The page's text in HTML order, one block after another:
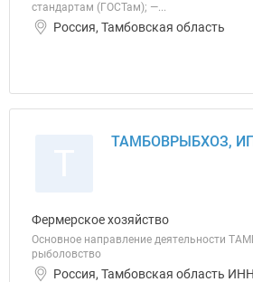
стандартам (ГОСТам); —...
Россия, Тамбовская область
ТАМБОВРЫБХОЗ,
Фермерское хозяйство
Основное направление деятельности
рыболовство
Россия, Тамбовская область